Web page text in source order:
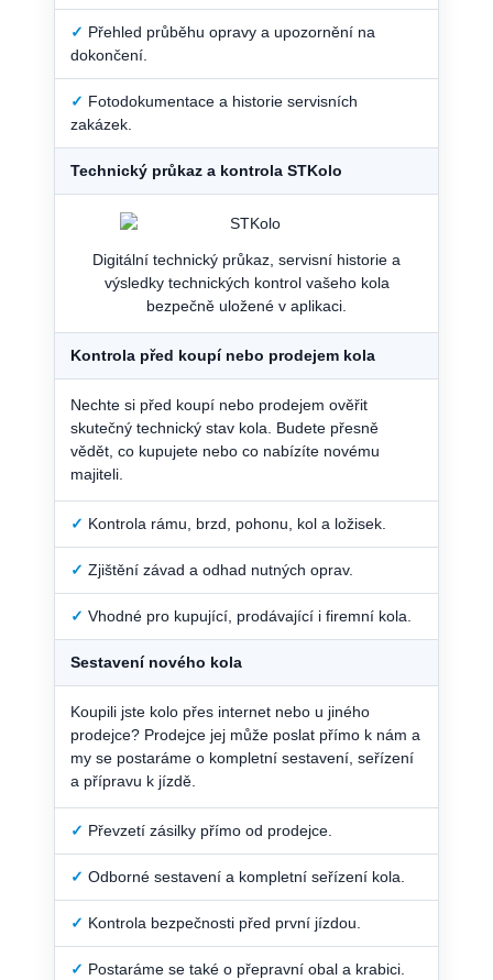
✓ Přehled průběhu opravy a upozornění na
dokončení.
✓ Fotodokumentace a historie servisních
zakázek.
Technický průkaz a kontrola STKolo
Digitální technický průkaz, servisní historie a
výsledky technických kontrol vašeho kola
bezpečně uložené v aplikaci.
Kontrola před koupí nebo prodejem kola
Nechte si před koupí nebo prodejem ověřit
skutečný technický stav kola. Budete přesně
vědět, co kupujete nebo co nabízíte novému
majiteli.
✓ Kontrola rámu, brzd, pohonu, kol a ložisek.
✓ Zjištění závad a odhad nutných oprav.
✓ Vhodné pro kupující, prodávající i firemní kola.
Sestavení nového kola
Koupili jste kolo přes internet nebo u jiného
prodejce? Prodejce jej může poslat přímo k nám a
my se postaráme o kompletní sestavení, seřízení
a přípravu k jízdě.
✓ Převzetí zásilky přímo od prodejce.
✓ Odborné sestavení a kompletní seřízení kola.
✓ Kontrola bezpečnosti před první jízdou.
✓ Postaráme se také o přepravní obal a krabici.